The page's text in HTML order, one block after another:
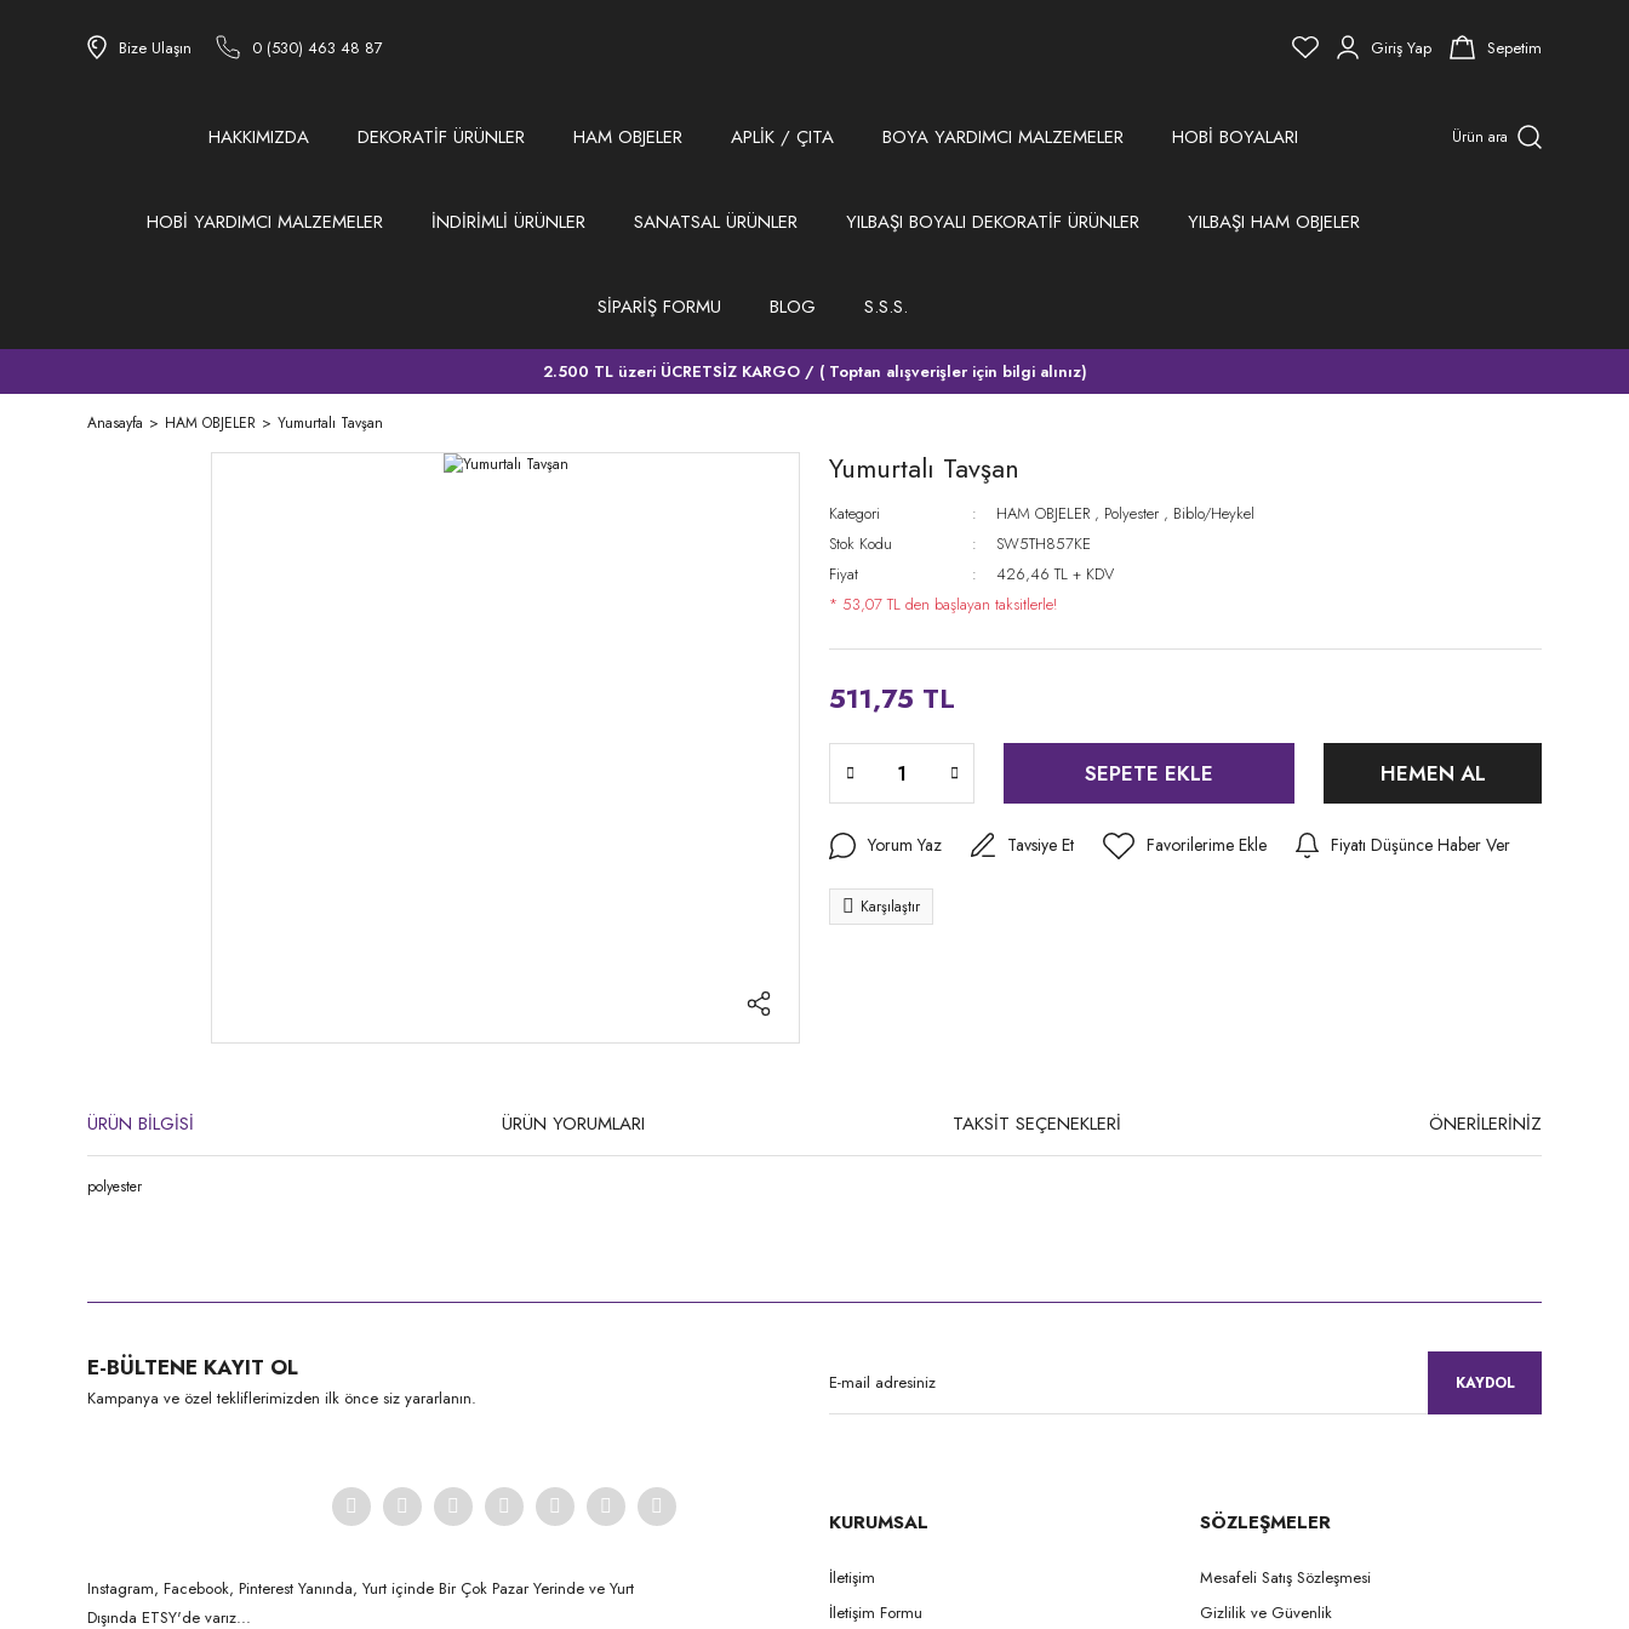
Bize Ulaşın 0 (530) 463 48 87 Giriş Yap Sepetim
HAKKIMIZDA DEKORATİF ÜRÜNLER HAM OBJELER APLİK / ÇITA BOYA YARDIMCI MALZEMELER HOBİ BOYALARI
HOBİ YARDIMCI MALZEMELER İNDİRİMLİ ÜRÜNLER SANATSAL ÜRÜNLER YILBAŞI BOYALI DEKORATİF ÜRÜNLER YILBAŞI HAM OBJELER
SİPARİŞ FORMU BLOG S.S.S.
Ürün ara
2.500 TL üzeri ÜCRETSİZ KARGO / ( Toptan alışverişler için bilgi alınız)
Anasayfa HAM OBJELER Yumurtalı Tavşan
Yumurtalı Tavşan
Kategori HAM OBJELER , Polyester , Biblo/Heykel
Stok Kodu
SW5TH857KE
Fiyat
426,46 TL + KDV
* 53,07 TL den başlayan taksitlerle!
511,75 TL
SEPETE EKLE HEMEN AL
Yorum Yaz Tavsiye Et Fiyatı Düşünce Haber Ver
Karşılaştır
ÜRÜN BİLGİSİ ÜRÜN YORUMLARI TAKSİT SEÇENEKLERİ ÖNERİLERİNİZ
polyester
Ürün açıklamasında eksik bilgiler bulunuyor.
Ürün bilgilerinde hatalar bulunuyor.
E-BÜLTENE KAYIT OL
Kampanya ve özel tekliflerimizden ilk önce siz yararlanın.
KAYDOL
Instagram, Facebook, Pinterest Yanında, Yurt içinde Bir Çok Pazar Yerinde ve Yurt
Dışında ETSY'de varız...
KURUMSAL
İletişim
İletişim Formu
SÖZLEŞMELER
Mesafeli Satış Sözleşmesi
Gizlilik ve Güvenlik